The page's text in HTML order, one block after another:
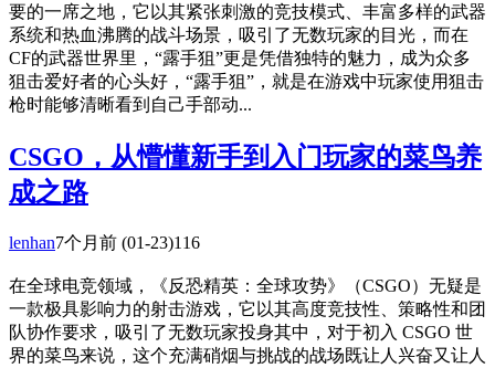
要的一席之地，它以其紧张刺激的竞技模式、丰富多样的武器
系统和热血沸腾的战斗场景，吸引了无数玩家的目光，而在
CF的武器世界里，“露手狙”更是凭借独特的魅力，成为众多
狙击爱好者的心头好，“露手狙”，就是在游戏中玩家使用狙击
枪时能够清晰看到自己手部动...
CSGO，从懵懂新手到入门玩家的菜鸟养
成之路
lenhan7个月前 (01-23)116
在全球电竞领域，《反恐精英：全球攻势》（CSGO）无疑是
一款极具影响力的射击游戏，它以其高度竞技性、策略性和团
队协作要求，吸引了无数玩家投身其中，对于初入 CSGO 世
界的菜鸟来说，这个充满硝烟与挑战的战场既让人兴奋又让人